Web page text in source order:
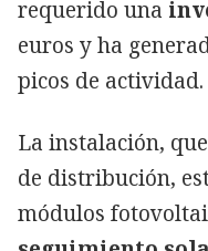
requerido una
euros y ha
picos de actividad.
La instalación,
de distribución,
módulos